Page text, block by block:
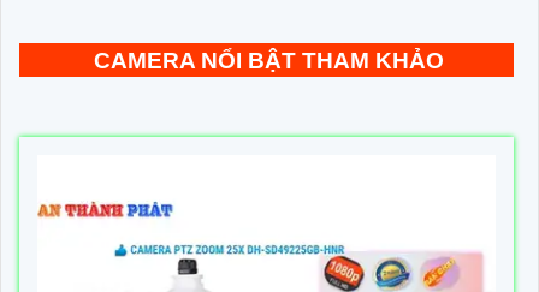
CAMERA NỔI BẬT THAM KHẢO